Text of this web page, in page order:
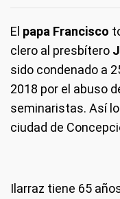
El papa Francisco
clero al presbítero
sido condenado a
2018 por el abuso
seminaristas. Así
ciudad de
Ilarraz tiene 65